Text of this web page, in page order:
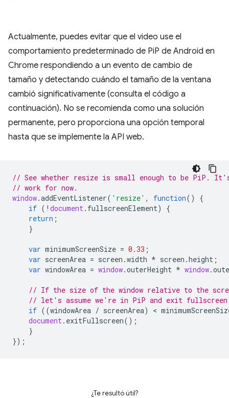
Actualmente, puedes evitar que el video use el
comportamiento predeterminado de PiP de Android en
Chrome respondiendo a un evento de cambio de
tamaño y detectando cuándo el tamaño de la ventana
cambió significativamente (consulta el código a
continuación). No se recomienda como una solución
permanente, pero proporciona una opción temporal
hasta que se implemente la API web.
// See whether resize is small enough to be PiP.
// work for now.
window.addEventListener( 'resize' , function()
{
if ( ! document. fullscreenElement)
{
return ;
}
var minimumScreenSize = 0.33 ;
var screenArea = screen .width * screen .height ;
var windowArea = window.outerHeight * window.
// If the size of the window relative to the
// let's assume we're in PiP and exit
if ((windowArea / screenArea) <
document. exitFullscreen();
}
});
¿Te resultó útil?